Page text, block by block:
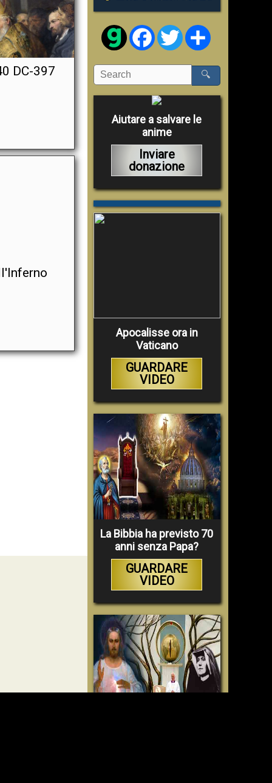
DC-397
FacebookTwitter
🔍
Aiutare a salvare le
anime
Inviare
donazione
Apocalisse ora in
Vaticano
GUARDARE
VIDEO
La Bibbia ha previsto 70
anni senza Papa?
GUARDARE
VIDEO